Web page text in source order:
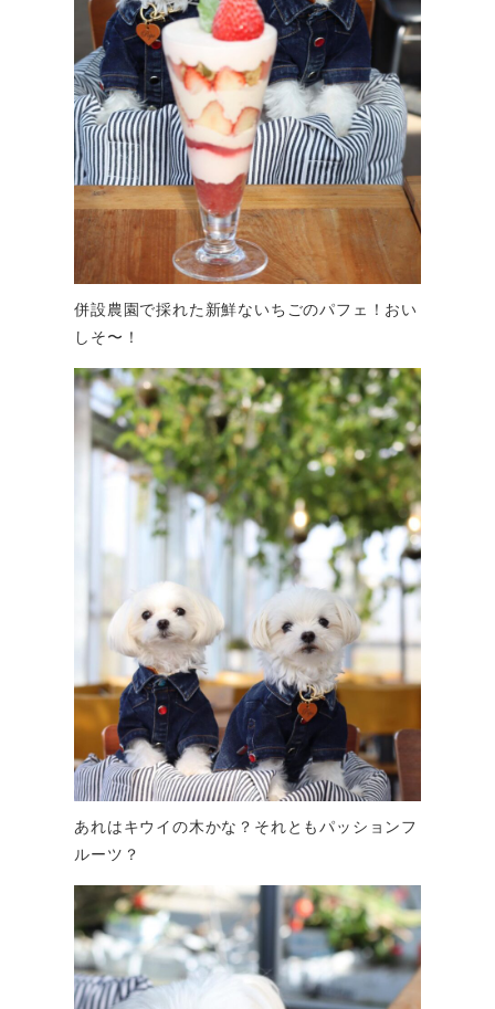
併設農園で採れた新鮮ないちごのパフェ！おい
しそ〜！
あれはキウイの木かな？それともパッションフ
ルーツ？